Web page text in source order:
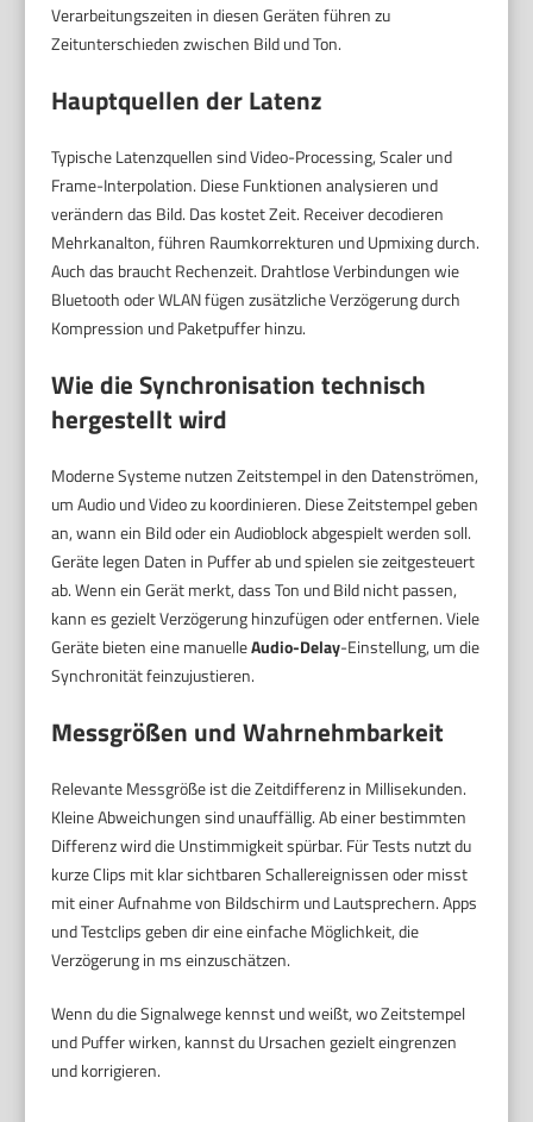
Verarbeitungszeiten in diesen Geräten führen zu
Zeitunterschieden zwischen Bild und Ton.
Hauptquellen der Latenz
Typische Latenzquellen sind Video-Processing, Scaler und
Frame-Interpolation. Diese Funktionen analysieren und
verändern das Bild. Das kostet Zeit. Receiver decodieren
Mehrkanalton, führen Raumkorrekturen und Upmixing durch.
Auch das braucht Rechenzeit. Drahtlose Verbindungen wie
Bluetooth oder WLAN fügen zusätzliche Verzögerung durch
Kompression und Paketpuffer hinzu.
Wie die Synchronisation technisch
hergestellt wird
Moderne Systeme nutzen Zeitstempel in den Datenströmen,
um Audio und Video zu koordinieren. Diese Zeitstempel geben
an, wann ein Bild oder ein Audioblock abgespielt werden soll.
Geräte legen Daten in Puffer ab und spielen sie zeitgesteuert
ab. Wenn ein Gerät merkt, dass Ton und Bild nicht passen,
kann es gezielt Verzögerung hinzufügen oder entfernen. Viele
Geräte bieten eine manuelleAudio-Delay-Einstellung, um die
Synchronität feinzujustieren.
Messgrößen und Wahrnehmbarkeit
Relevante Messgröße ist die Zeitdifferenz in Millisekunden.
Kleine Abweichungen sind unauffällig. Ab einer bestimmten
Differenz wird die Unstimmigkeit spürbar. Für Tests nutzt du
kurze Clips mit klar sichtbaren Schallereignissen oder misst
mit einer Aufnahme von Bildschirm und Lautsprechern. Apps
und Testclips geben dir eine einfache Möglichkeit, die
Verzögerung in ms einzuschätzen.
Wenn du die Signalwege kennst und weißt, wo Zeitstempel
und Puffer wirken, kannst du Ursachen gezielt eingrenzen
und korrigieren.